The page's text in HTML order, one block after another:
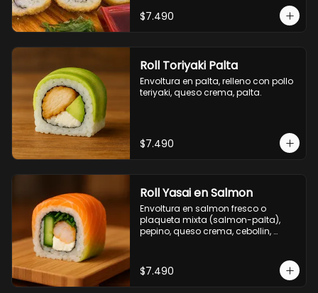
$7.490
Roll Toriyaki Palta
Envoltura en palta, relleno con pollo
teriyaki, queso crema, palta.
$7.490
Roll Yasai en Salmon
Envoltura en salmon fresco o
plaqueta mixta (salmon-palta),
pepino, queso crema, cebollin,
$7.490